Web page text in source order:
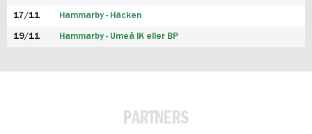
17/11 Hammarby - Häcken
19/11 Hammarby - Umeå IK eller BP
PARTNERS